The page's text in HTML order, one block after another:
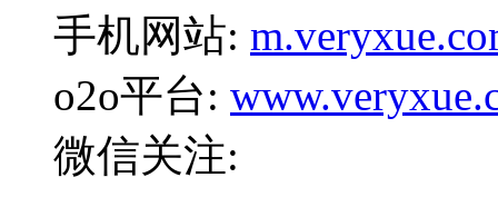
手机网站:
o2o平台:
微信关注: